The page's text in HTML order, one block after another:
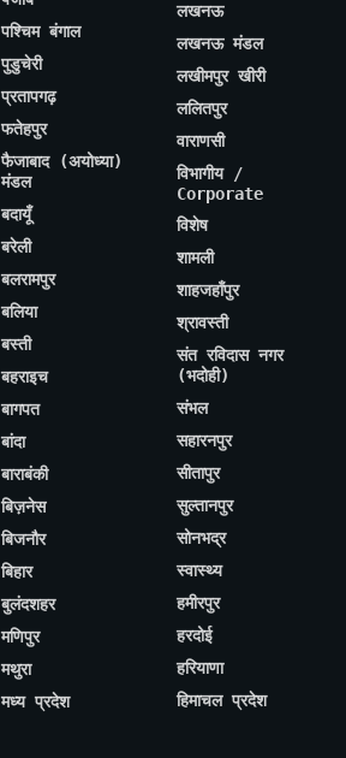
पश्चिम बंगाल
पुडुचेरी
प्रतापगढ़
फतेहपुर
फैजाबाद (अयोध्या)
मंडल
बदायूँ
बरेली
बलरामपुर
बलिया
बस्ती
बहराइच
बागपत
बांदा
बाराबंकी
बिज़नेस
बिजनौर
बिहार
बुलंदशहर
मणिपुर
मथुरा
मध्य प्रदेश
लखनऊ
लखनऊ मंडल
लखीमपुर खीरी
ललितपुर
वाराणसी
विभागीय /
Corporate
विशेष
शामली
शाहजहाँपुर
श्रावस्ती
संत रविदास नगर
(भदोही)
संभल
सहारनपुर
सीतापुर
सुल्तानपुर
सोनभद्र
स्वास्थ्य
हमीरपुर
हरदोई
हरियाणा
हिमाचल प्रदेश